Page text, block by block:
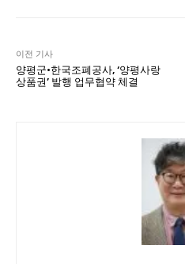
이전 기사
양평군·한국조폐공사, ‘양평사랑
상품권’ 발행 업무협약 체결